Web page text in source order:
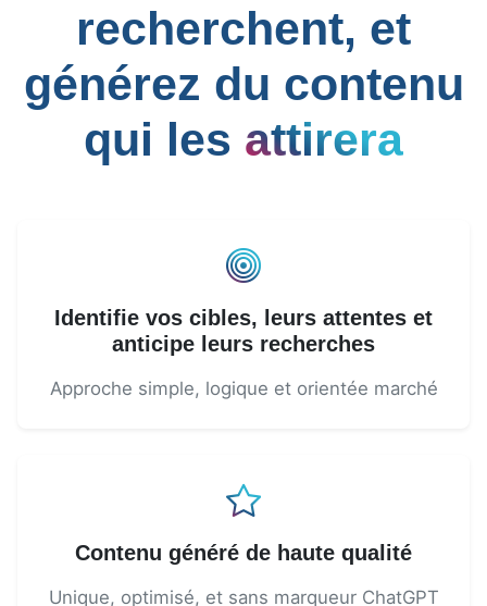
recherchent, et
générez du contenu
qui les attirera
Identifie vos cibles, leurs attentes et
anticipe leurs recherches
Approche simple, logique et orientée marché
Contenu généré de haute qualité
Unique, optimisé, et sans marqueur ChatGPT